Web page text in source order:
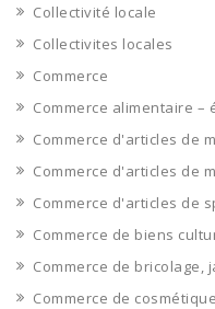
Collectivité locale
Collectivites locales
Commerce
Commerce alimentaire –
Commerce d'articles de
Commerce d'articles de
Commerce d'articles de
Commerce de biens
Commerce de bricolage,
Commerce de